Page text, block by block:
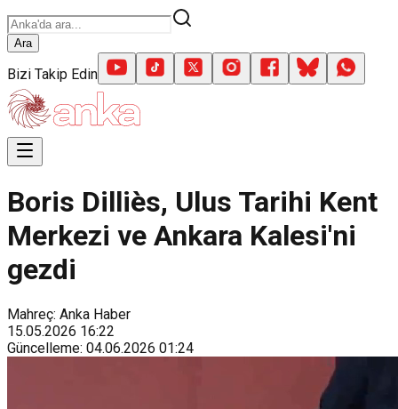
Ara
Bizi Takip Edin
Boris Dilliès, Ulus Tarihi Kent
Merkezi ve Ankara Kalesi'ni
gezdi
Mahreç: Anka Haber
15.05.2026 16:22
Güncelleme: 04.06.2026 01:24